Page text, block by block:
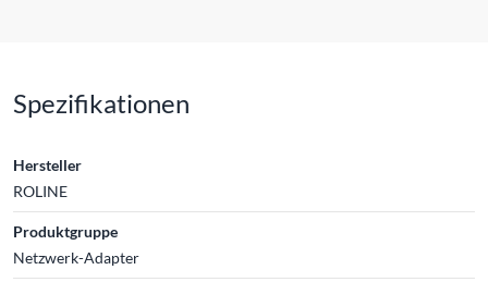
Spezifikationen
Hersteller
ROLINE
Produktgruppe
Netzwerk-Adapter